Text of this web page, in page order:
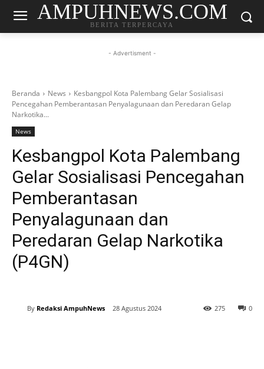
AMPUHNEWS.COM
BERITA TERPERCAYA
- Advertisment -
Beranda News
Kesbangpol Kota Palembang Gelar Sosialisasi
Pencegahan Pemberantasan Penyalagunaan dan Peredaran Gelap
Narkotika...
News
Kesbangpol Kota Palembang
Gelar Sosialisasi Pencegahan
Pemberantasan
Penyalagunaan dan
Peredaran Gelap Narkotika
(P4GN)
By Redaksi AmpuhNews 28 Agustus 2024 0
275